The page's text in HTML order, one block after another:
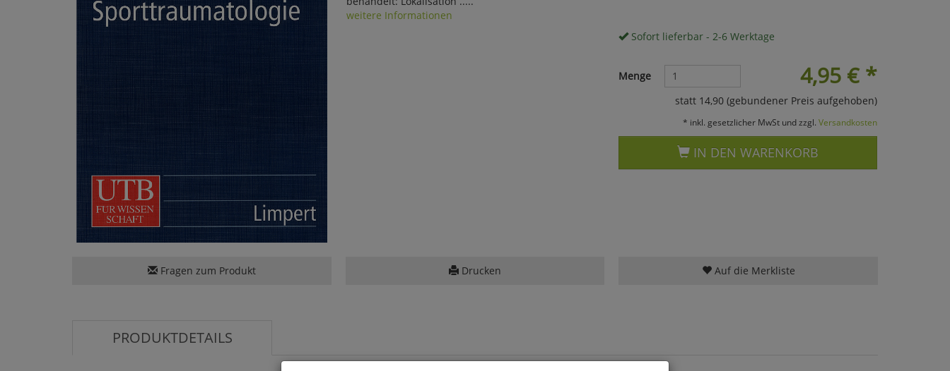
weitere Informationen
Sofort lieferbar - 2-6 Werktage
4,95 €*
Menge
statt 14,90 (gebundener Preis aufgehoben)
* inkl. gesetzlicher MwSt und zzgl. Versandkosten
IN DEN WARENKORB
Fragen zum Produkt Drucken Auf die Merkliste
PRODUKTDETAILS